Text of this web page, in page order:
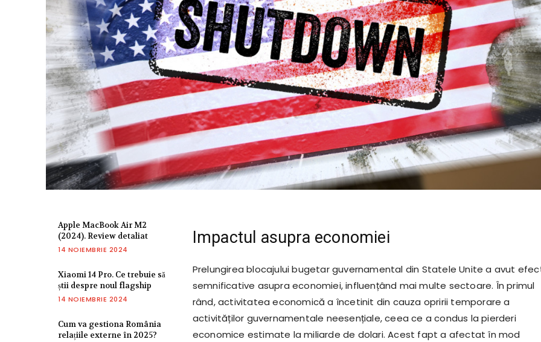
Apple MacBook Air M2
(2024). Review detaliat
14 NOIEMBRIE 2024
Xiaomi 14 Pro. Ce trebuie să
știi despre noul flagship
14 NOIEMBRIE 2024
Cum va gestiona România
relațiile externe în 2025?
Impactul asupra economiei
Prelungirea blocajului bugetar guvernamental din Statele Unite a avut
semnificative asupra economiei, influențând mai multe sectoare. În primul
rând, activitatea economică a încetinit din cauza opririi temporare a
activităților guvernamentale neesențiale, ceea ce a condus la pierderi
economice estimate la miliarde de dolari. Acest fapt a afectat în mod